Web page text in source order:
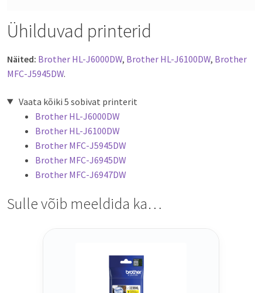
Ühilduvad printerid
Näited: Brother HL-J6000DW, Brother HL-J6100DW, Brother
MFC-J5945DW.
Vaata kõiki 5 sobivat printerit
Brother HL-J6000DW
Brother HL-J6100DW
Brother MFC-J5945DW
Brother MFC-J6945DW
Brother MFC-J6947DW
Sulle võib meeldida ka…